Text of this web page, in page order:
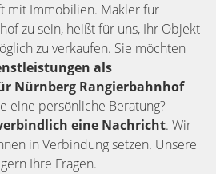
mit Immobilien. Makler für
zu sein, heißt für uns, Ihr Objekt
zu verkaufen. Sie möchten
als
Nürnberg Rangierbahnhof
eine persönliche Beratung?
eine Nachricht. Wir
in Verbindung setzen. Unsere
Ihre Fragen.